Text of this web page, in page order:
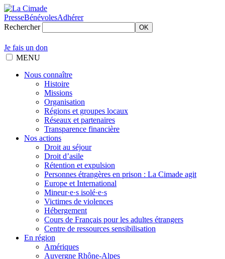
PresseBénévolesAdhérer
Rechercher
OK
Je fais un don
MENU
Nous connaître
Histoire
Missions
Organisation
Régions et groupes locaux
Réseaux et partenaires
Transparence financière
Nos actions
Droit au séjour
Droit d’asile
Rétention et expulsion
Personnes étrangères en prison : La Cimade agit
Europe et International
Mineur·e·s isolé·e·s
Victimes de violences
Hébergement
Cours de Français pour les adultes étrangers
Centre de ressources sensibilisation
En région
Amériques
Auvergne Rhône-Alpes